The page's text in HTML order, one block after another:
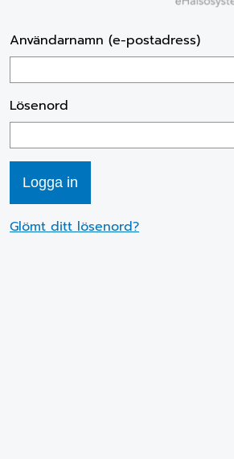
Användarnamn (e-postadress)
Lösenord
Glömt ditt lösenord?